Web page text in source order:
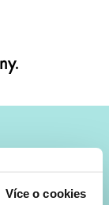
Více o cookies
do mailu!